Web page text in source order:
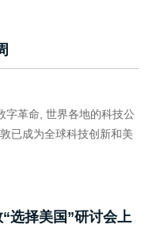
字革命, 世界各地的科技公
已成为全球科技创新和美
选择美国”研讨会上